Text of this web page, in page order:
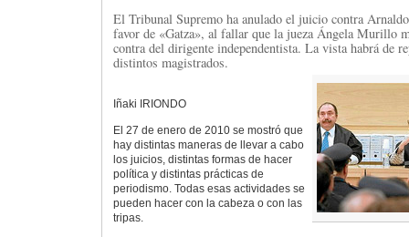
El Tribunal Supremo ha anulado el juicio contra
favor de «Gatza», al fallar que la jueza Ángela Murillo
contra del dirigente independentista. La vista habrá de
distintos magistrados.
Iñaki IRIONDO
El 27 de enero de 2010 se mostró que
hay distintas maneras de llevar a cabo
los juicios, distintas formas de hacer
política y distintas prácticas de
periodismo. Todas esas actividades se
pueden hacer con la cabeza o con las
tripas.